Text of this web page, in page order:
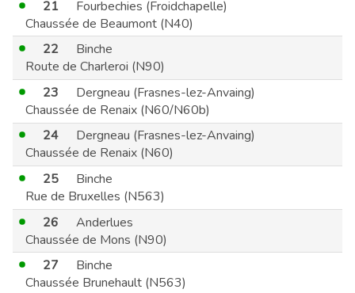
21
Fourbechies (Froidchapelle)
Chaussée de Beaumont (N40)
22
Binche
Route de Charleroi (N90)
23
Dergneau (Frasnes-lez-Anvaing)
Chaussée de Renaix (N60/N60b)
24
Dergneau (Frasnes-lez-Anvaing)
Chaussée de Renaix (N60)
25
Binche
Rue de Bruxelles (N563)
26
Anderlues
Chaussée de Mons (N90)
27
Binche
Chaussée Brunehault (N563)